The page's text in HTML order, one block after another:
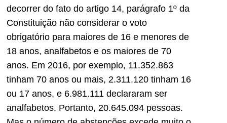
decorrer do fato do artigo 14, parágrafo 1º da
Constituição não considerar o voto
obrigatório para maiores de 16 e menores de
18 anos, analfabetos e os maiores de 70
anos. Em 2016, por exemplo, 11.352.863
tinham 70 anos ou mais, 2.311.120 tinham 16
ou 17 anos, e 6.981.111 declararam ser
analfabetos. Portanto, 20.645.094 pessoas.